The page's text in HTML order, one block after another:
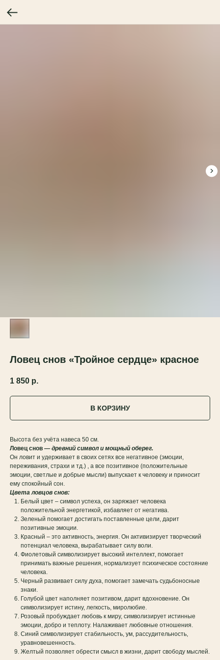
Ловец снов «Тройное сердце» красное
1 850 р.
В КОРЗИНУ
Высота без учёта навеса 50 см.
Ловец снов — древний символ и мощный оберег.
Oн ловит и удерживает в своих сетях все негативное (эмоции,
переживания, страхи и тд.) , а все позитивное (положительные
эмоции, светлые и добрые мысли) выпускает к человеку и приносит
ему спокойный сон.
Цвета ловцов снов:
Белый цвет – символ успеха, он заряжает человека
положительной энергетикой, избавляет от негатива.
Зеленый помогает достигать поставленные цели, дарит
позитивные эмоции.
Красный – это активность, энергия. Он активизирует творческий
потенциал человека, вырабатывает силу воли.
Фиолетовый символизирует высокий интеллект, помогает
принимать важные решения, нормализует психическое состояние
человека.
Черный развивает силу духа, помогает замечать судьбоносные
знаки.
Голубой цвет наполняет позитивом, дарит вдохновение. Он
символизирует истину, легкость, миролюбие.
Розовый пробуждает любовь к миру, символизирует истинные
эмоции, добро и теплоту. Налаживает любовные отношения.
Синий символизирует стабильность, ум, рассудительность,
уравновешенность.
Желтый позволяет обрести смысл в жизни, дарит свободу мыслей.